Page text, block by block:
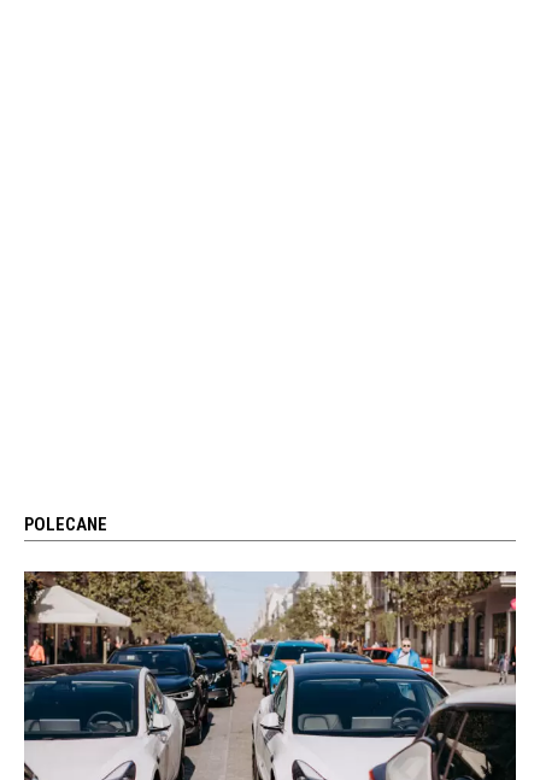
POLECANE